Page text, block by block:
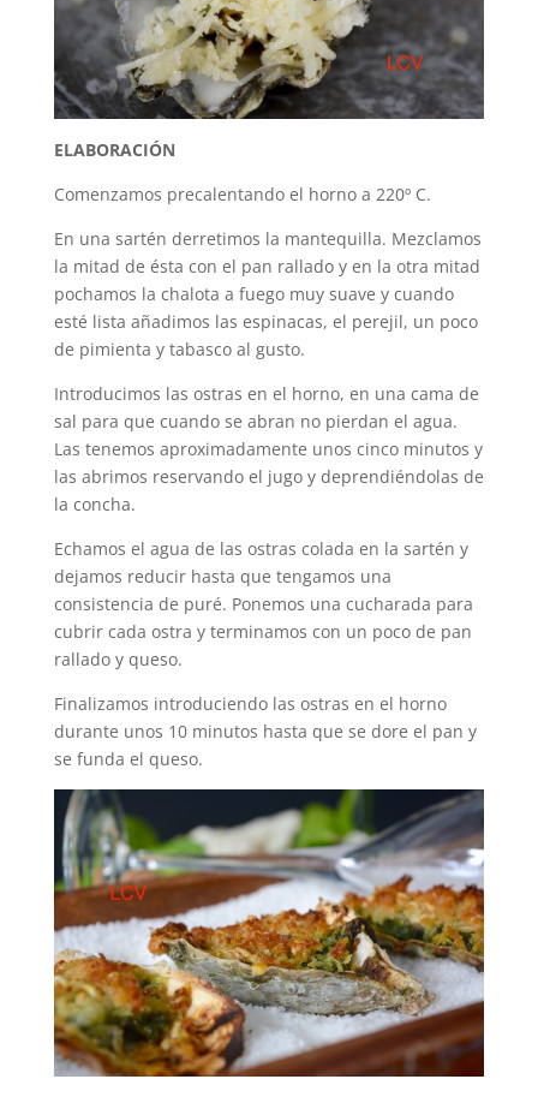
ELABORACIÓN
Comenzamos precalentando el horno a 220º C.
En una sartén derretimos la mantequilla. Mezclamos
la mitad de ésta con el pan rallado y en la otra mitad
pochamos la chalota a fuego muy suave y cuando
esté lista añadimos las espinacas, el perejil, un poco
de pimienta y tabasco al gusto.
Introducimos las ostras en el horno, en una cama de
sal para que cuando se abran no pierdan el agua.
Las tenemos aproximadamente unos cinco minutos y
las abrimos reservando el jugo y deprendiéndolas de
la concha.
Echamos el agua de las ostras colada en la sartén y
dejamos reducir hasta que tengamos una
consistencia de puré. Ponemos una cucharada para
cubrir cada ostra y terminamos con un poco de pan
rallado y queso.
Finalizamos introduciendo las ostras en el horno
durante unos 10 minutos hasta que se dore el pan y
se funda el queso.